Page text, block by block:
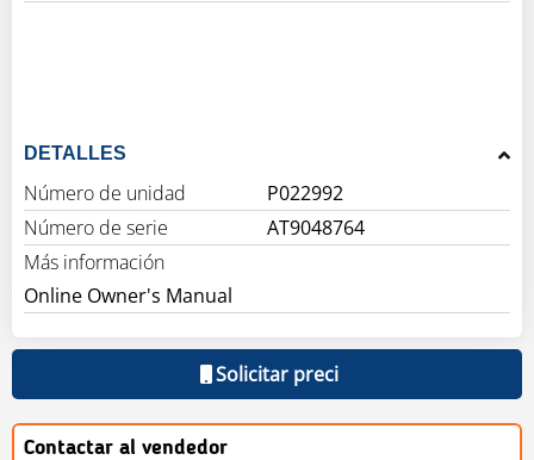
DETALLES
Número de unidad
P022992
Número de serie
AT9048764
Más información
Online Owner's Manual
Solicitar preci
Contactar al vendedor